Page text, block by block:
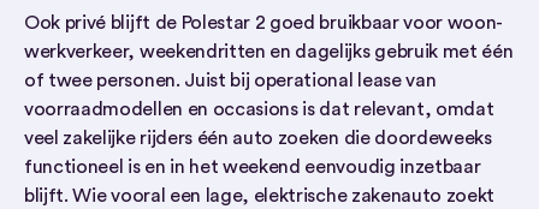
Ook privé blijft de Polestar 2 goed bruikbaar voor woon-
werkverkeer, weekendritten en dagelijks gebruik met één
of twee personen. Juist bij operational lease van
voorraadmodellen en occasions is dat relevant, omdat
veel zakelijke rijders één auto zoeken die doordeweeks
functioneel is en in het weekend eenvoudig inzetbaar
blijft. Wie vooral een lage, elektrische zakenauto zoekt